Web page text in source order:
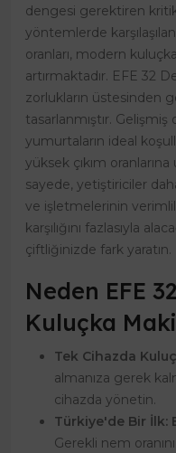
dengesi gerektiren
yöntemlerde
oranları, modern
artırmaktadır. EFE 32
zorlukların üstesinden
tasarlanmıştır.
yumurtaların ideal
yüksek çıkım
sayede, yetiştiriciler
ve işletmelerinin
karşılığını fazlasıyla
çiftliğinizde fark yaratın.
Neden EFE
Kuluçka
Tek Cihazda
almanıza gerek
cihazda yönetin.
Türkiye'de Bir İlk:
Gerekli nem